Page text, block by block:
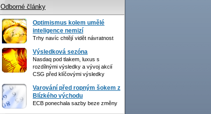
Odborné články
Optimismus kolem umělé
inteligence nemizí
Trhy navíc chtějí vidět návratnost
Výsledková sezóna
Nasdaq pod tlakem, luxus s
rozdílnými výsledky a vývoj akcií
CSG před klíčovými výsledky
Varování před ropným šokem z
Blízkého východu
ECB ponechala sazby beze změny